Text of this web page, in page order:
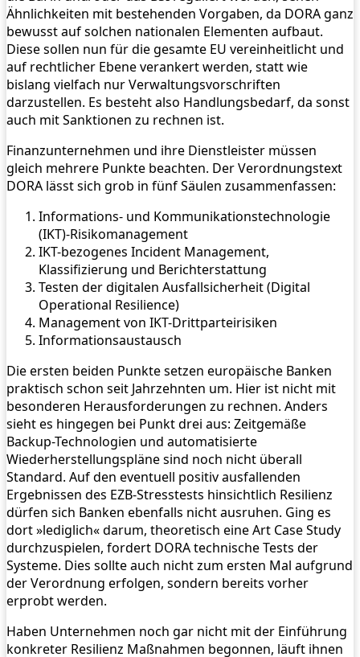
Ähnlichkeiten mit bestehenden Vorgaben, da DORA ganz
bewusst auf solchen nationalen Elementen aufbaut.
Diese sollen nun für die gesamte EU vereinheitlicht und
auf rechtlicher Ebene verankert werden, statt wie
bislang vielfach nur Verwaltungsvorschriften
darzustellen. Es besteht also Handlungsbedarf, da sonst
auch mit Sanktionen zu rechnen ist.
Finanzunternehmen und ihre Dienstleister müssen
gleich mehrere Punkte beachten. Der Verordnungstext
DORA lässt sich grob in fünf Säulen zusammenfassen:
Informations- und Kommunikationstechnologie
(IKT)-Risikomanagement
IKT-bezogenes Incident Management,
Klassifizierung und Berichterstattung
Testen der digitalen Ausfallsicherheit (Digital
Operational Resilience)
Management von IKT-Drittparteirisiken
Informationsaustausch
Die ersten beiden Punkte setzen europäische Banken
praktisch schon seit Jahrzehnten um. Hier ist nicht mit
besonderen Herausforderungen zu rechnen. Anders
sieht es hingegen bei Punkt drei aus: Zeitgemäße
Backup-Technologien und automatisierte
Wiederherstellungspläne sind noch nicht überall
Standard. Auf den eventuell positiv ausfallenden
Ergebnissen des EZB-Stresstests hinsichtlich Resilienz
dürfen sich Banken ebenfalls nicht ausruhen. Ging es
dort »lediglich« darum, theoretisch eine Art Case Study
durchzuspielen, fordert DORA technische Tests der
Systeme. Dies sollte auch nicht zum ersten Mal aufgrund
der Verordnung erfolgen, sondern bereits vorher
erprobt werden.
Haben Unternehmen noch gar nicht mit der Einführung
konkreter Resilienz Maßnahmen begonnen, läuft ihnen